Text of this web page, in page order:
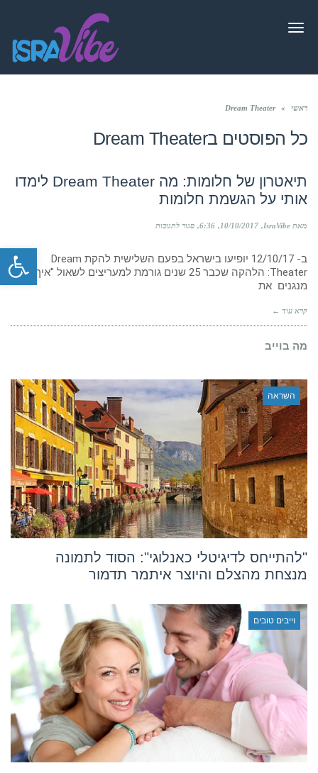
תפריט
ראשי »
Dream Theater
כל הפוסטים בDream Theater
תיאטרון של חלומות: מה Dream Theater לימדו
אותי על הגשמת חלומות
מאת IsraVibe 10/10/2017
6:36 סגור לתגובות
חלומות:
מה
על
ב- 12/10/17 יופיעו בישראל בפעם השלישית להקת Dream
Theater: הלהקה שכבר 25 שנים גורמת למעריצים לשאול "איך הם
מנגנים את
קרא עוד ←
מה בוייב
השראה
"להתייחס לדיגיטלי כאנלוגי": הסוד לתמונה
מנצחת מהצלם והיוצר איתמר תדמור
וייבים טובים
פתח